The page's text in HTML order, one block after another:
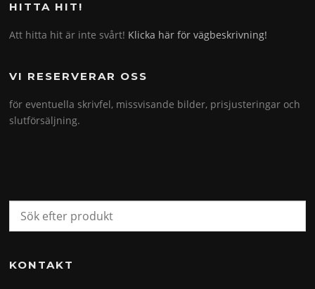
HITTA HIT!
Att hitta hit är inte svårt! Klicka här för vägbeskrivning!
VI RESERVERAR OSS
för eventuella skrivfel, missvisande bilder, prisjusteringar och
slutförsäljning.
KONTAKT